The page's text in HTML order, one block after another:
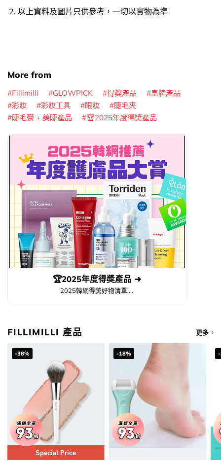
以上資料及圖片只供參考，一切以實物為準
More from
Fillimilli GLOWPICK 得奬產品
皇牌產品
彩妝
彩妝工具 眼妝
睫毛夾
睫毛膏 + 美睫產品
🏆2025年度得奬產品
🏆2025年度得奬產品 ➜
2025韓網得奬好物清單!...
FILLIMILLI 產品 更多
-38%
Special Price
-18%